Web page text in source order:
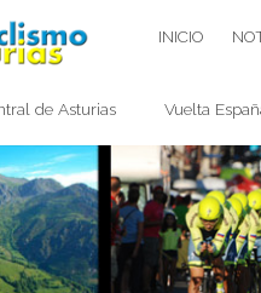
ASTURIAS INICIO
de Asturias Vuelta